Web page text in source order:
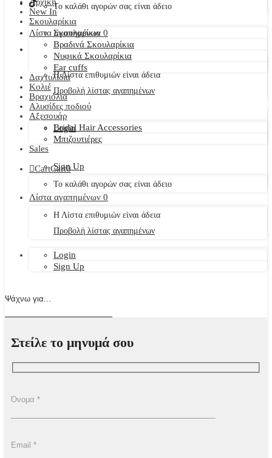
Το καλάθι αγορών σας είναι άδειο
Λίστα αγαπημένων 0
Η Λίστα επιθυμιών είναι άδεια
Προβολή λίστας αγαπημένων
Login
Sign Up
New In
Σκουλαρίκια
Σκουλαρίκια
Βραδινά Σκουλαρίκια
Νυφικά Σκουλαρίκια
Ear cuffs
Δαχτυλίδια
Κολιέ
Βραχιόλια
Αλυσίδες ποδιού
Αξεσουάρ
Bridal Hair Accessories
Μπιζουτιέρες
Sales
CartCart0
Το καλάθι αγορών σας είναι άδειο
Λίστα αγαπημένων 0
Η Λίστα επιθυμιών είναι άδεια
Προβολή λίστας αγαπημένων
Login
Sign Up
Στείλε το μηνυμά σου